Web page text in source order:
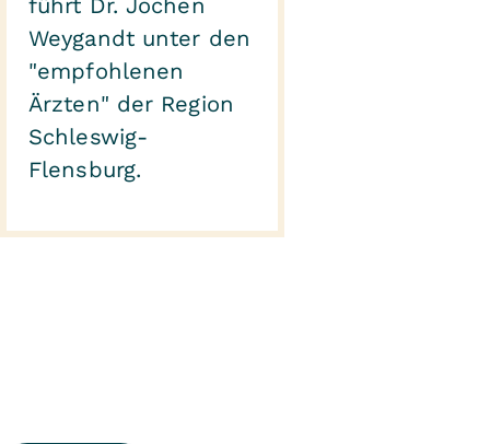
führt Dr. Jochen
Weygandt unter den
"empfohlenen
Ärzten" der Region
Schleswig-
Flensburg.